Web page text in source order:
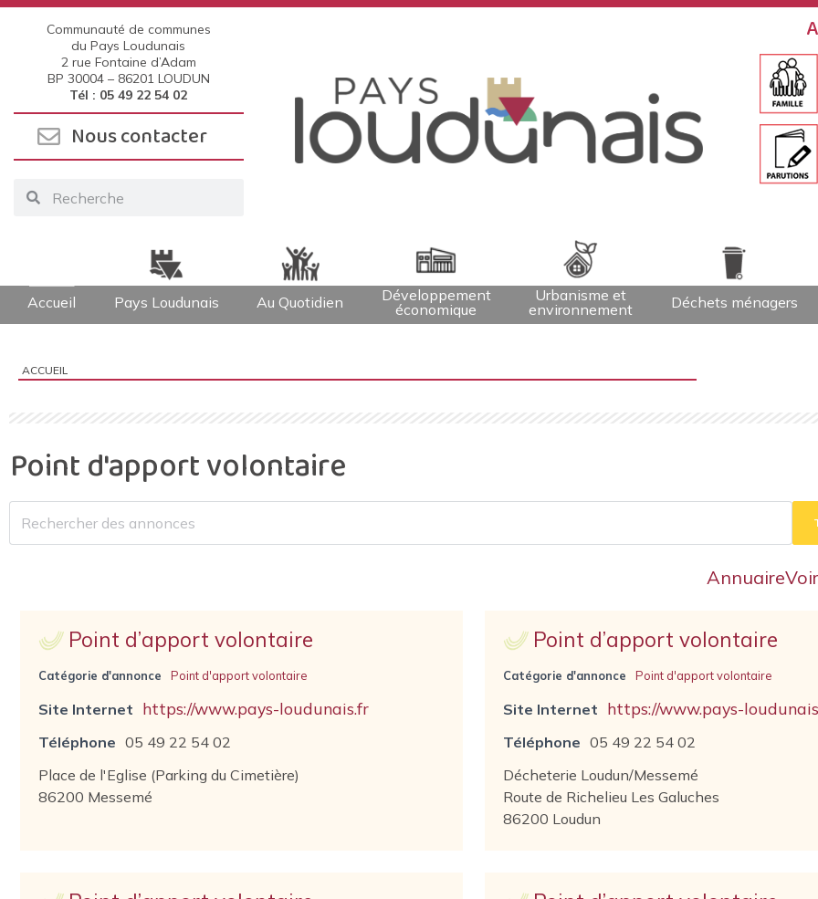
Communauté de communes
du Pays Loudunais
2 rue Fontaine d’Adam
BP 30004 – 86201 LOUDUN
Tél : 05 49 22 54 02
Nous contacter
Accueil Pays Loudunais Au Quotidien
Développement
économique
Urbanisme et
environnement
Déchets ménagers
Vous êtes ici :
ACCUEIL
Point d'apport volontaire
Annuaire
Point d’apport volontaire
Catégorie d'annonce Point d'apport volontaire
Site Internet https://www.pays-loudunais.fr
Téléphone 05 49 22 54 02
Place de l'Eglise (Parking du Cimetière)
86200 Messemé
Point d’apport volontaire
Catégorie d'annonce Point d'apport volontaire
Site Internet https://www.pays-
Téléphone 05 49 22 54 02
Décheterie Loudun/Messemé
Route de Richelieu Les Galuches
86200 Loudun